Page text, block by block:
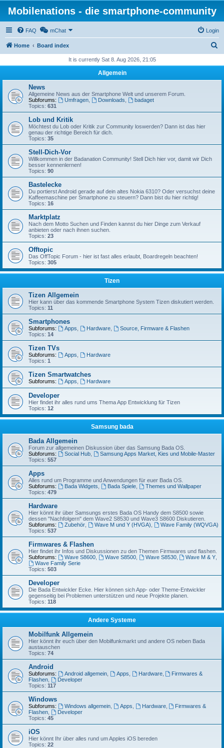
Mobilenations - die smartphone-community
FAQ mChat Login
Home Board index
r
It is currently Sat 8. Aug 2026, 21:05
Allgemein
News
Allgemeine News aus der Smartphone Welt und unserem Forum.
Subforums:
Umfragen, Downloads
badaget
Topics: 631
Lob und Kritik
Möchtest du Lob oder Kritik zur Community loswerden? Dann ist das hier
genau der richtige Bereich für dich.
Topics: 35
Stell-Dich-Vor
Willkommen in der Badanation Community! Stell Dich hier vor, damit wir Dich
besser kennenlernen!
Topics: 90
Bastelecke
Du portierst Android gerade auf dein altes Nokia 6310? Oder versuchst deine
Kaffeemaschine per Smartphone zu steuern? Dann bist du hier richtig!
Topics: 16
Marktplatz
Nach dem Motto Suchen und Finden kannst du hier Dinge zum Verkauf
anbieten oder nach ihnen suchen.
Topics: 23
Offtopic
Das OffTopic Forum - hier ist fast alles erlaubt, Boardregeln beachten!
Topics: 305
Tizen
Tizen Allgemein
Hier kann über das kommende Smartphone System Tizen diskutiert werden.
Topics: 11
Smartphones
Subforums: Apps Hardware,
Source, Firmware & Flashen
Topics: 14
Tizen TVs
Subforums: Apps
Hardware
Topics: 1
Tizen Smartwatches
Subforums: Apps Hardware
Developer
Hier findet ihr alles rund ums Thema App Entwicklung für Tizen
Topics: 12
Samsung bada
Bada Allgemein
Forum zur allgemeinen Diskussion über das Samsung Bada OS.
Subforums:
Social Hub,
Samsung Apps Market, Kies und Mobile-Master
Topics: 557
Apps
Alles rund um Programme und Anwendungen für euer Bada OS.
Subforums:
Bada Widgets Bada Spiele,
Themes und Wallpaper
Topics: 479
Hardware
Hier könnt ihr über Samsungs erstes Bada OS Handy dem S8500 sowie
dessen "Nachfolgern" dem Wave2 S8530 und Wave3 S8600 Diskutieren.
Subforums:
Zubehör, Wave M und Y (HVGA)
Wave Family (WQVGA)
Topics: 537
Firmwares & Flashen
Hier findet ihr Infos und Diskussionen zu den Themen Firmwares und flashen.
Subforums:
Wave S8600, Wave S8500, Wave S8530, Wave M & Y
Wave Family Serie
Topics: 503
Developer
Die Bada Entwickler Ecke. Hier können sich App- oder Theme-Entwickler
gegenseitig bei Problemen unterstützen und neue Projekte planen.
Topics: 118
Andere Systeme
Mobilfunk Allgemein
Hier könnt ihr euch über den Mobilfunkmarkt und andere OS neben Bada
austauschen
Topics: 74
Android
Subforums: Android allgemein, Apps Hardware,
Firmwares &
Flashen
Developer
Topics: 117
Windows
Subforums: Windows allgemein, Apps Hardware,
Firmwares &
Flashen
Developer
Topics: 45
iOS
Hier könnt Ihr über alles rund um Apples iOS bereden
Topics: 22